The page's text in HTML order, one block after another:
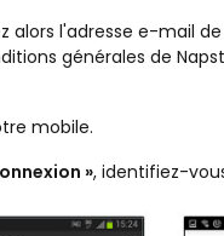
alors l'adresse e-mail
générales de
mobile.
», identifiez-